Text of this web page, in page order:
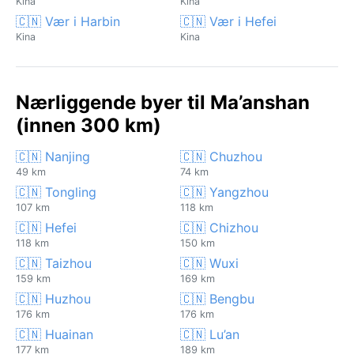
🇨🇳 Vær i Harbin
Kina
🇨🇳 Vær i Hefei
Kina
Nærliggende byer til Ma’anshan
(innen 300 km)
🇨🇳 Nanjing
49 km
🇨🇳 Chuzhou
74 km
🇨🇳 Tongling
107 km
🇨🇳 Yangzhou
118 km
🇨🇳 Hefei
118 km
🇨🇳 Chizhou
150 km
🇨🇳 Taizhou
159 km
🇨🇳 Wuxi
169 km
🇨🇳 Huzhou
176 km
🇨🇳 Bengbu
176 km
🇨🇳 Huainan
177 km
🇨🇳 Lu’an
189 km